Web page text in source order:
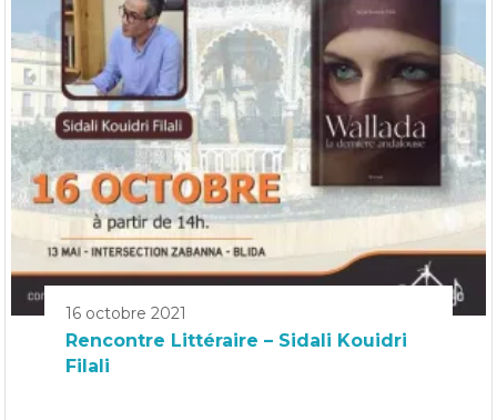
16 octobre 2021
Rencontre Littéraire – Sidali Kouidri
Filali